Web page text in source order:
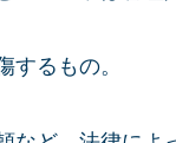
するもの。